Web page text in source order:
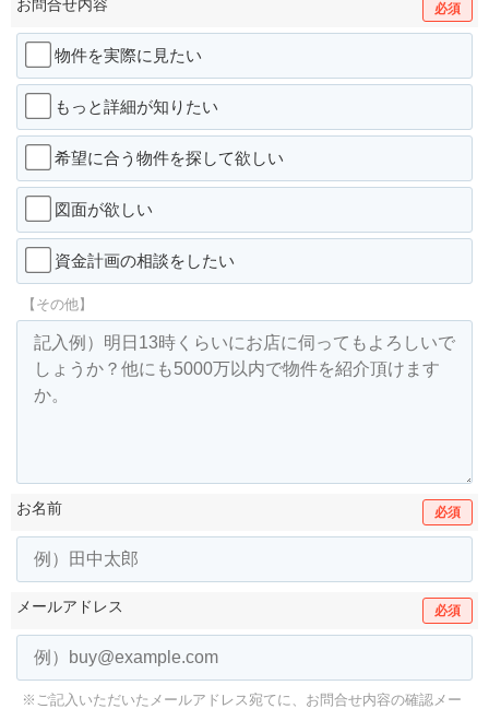
お問合せ内容 必須
物件を実際に見たい
もっと詳細が知りたい
希望に合う物件を探して欲しい
図面が欲しい
資金計画の相談をしたい
【その他】
お名前 必須
メールアドレス 必須
※ご記入いただいたメールアドレス宛てに、お問合せ内容の確認メー